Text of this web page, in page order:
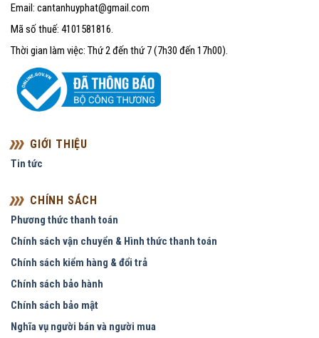
Email: cantanhuyphat@gmail.com
Mã số thuế: 4101581816.
Thời gian làm việc: Thứ 2 đến thứ 7 (7h30 đến 17h00).
GIỚI THIỆU
Tin tức
CHÍNH SÁCH
Phương thức thanh toán
Chính sách vận chuyển & Hình thức thanh toán
Chính sách kiểm hàng & đổi trả
Chính sách bảo hành
Chính sách bảo mật
Nghĩa vụ người bán và người mua